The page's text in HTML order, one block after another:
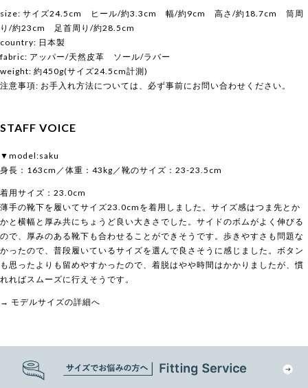
size: サイズ24.5cm ヒール/約3.3cm 幅/約9cm 高さ/約18.7cm 筒周
り/約23cm 足首周り/約28.5cm
country: 日本製
fabric: アッパー/天然皮革 ソール/ラバー
weight: 約450g(サイズ24.5cm計測)
注意事項: お手入れ方法については、必ず事前にお問い合わせください。
STAFF VOICE
▼model:saku
身長：163cm／体重：43kg／靴のサイズ：23-23.5cm
着用サイズ：23.0cm
薄手の靴下を履いてサイズ23.0cmを着用しました。サイズ感はつま先とか
かと横幅と厚み共にちょうど良い大きさでした。サイドのボムがよく伸びる
ので、厚みのある靴下も合わせることができそうです。歩きやすさも問題な
かったので、普段履いているサイズを選んで良さそうに感じました。ボタン
も思ったよりも留めやすかったので、着脱はやや時間はかかりましたが、慣
れればスムーズに行えそうです。
→ モデルサイズの詳細へ